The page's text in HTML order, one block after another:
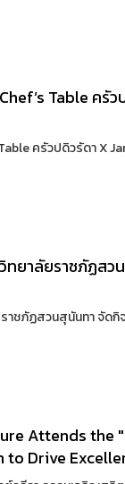
Table ครั
ครัวปดิวรัดา X
ทยาลัยราชภัฏส
ชภัฏสวนสุนันทา จัดกิ
Attends the
to Drive